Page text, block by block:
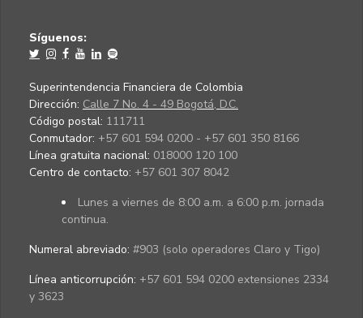
Síguenos:
Superintendencia Financiera de Colombia
Dirección: Calle 7 No. 4 - 49 Bogotá, D.C.
Código postal: 111711
Conmutador: +57 601 594 0200 - +57 601 350 8166
Línea gratuita nacional: 018000 120 100
Centro de contacto: +57 601 307 8042
Lunes a viernes de 8:00 a.m. a 6:00 p.m. jornada
continua.
Numeral abreviado: #903 (solo operadores Claro y Tigo)
Línea anticorrupción: +57 601 594 0200 extensiones 2334
y 3623